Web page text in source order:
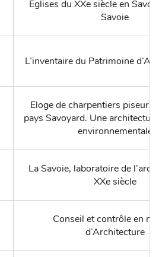
Eglises du XXe siècle en
Savoie
L’inventaire du Patrimoine
Eloge de charpentiers piseurs
pays Savoyard. Une
environnementale
La Savoie, laboratoire de
XXe siècle
Conseil et contrôle en
d’Architecture